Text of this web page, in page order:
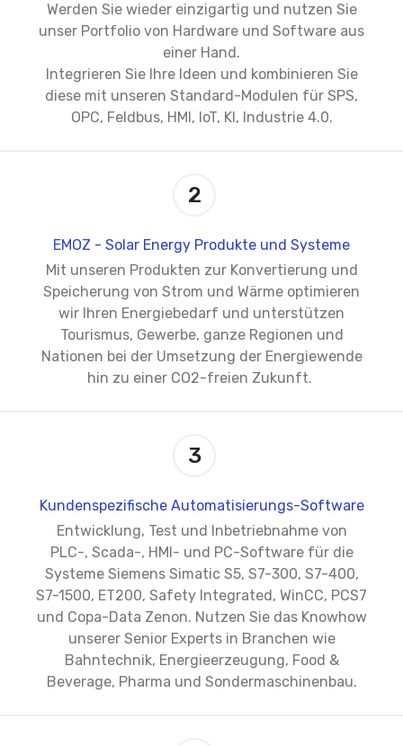
Werden Sie wieder einzigartig und nutzen Sie
unser Portfolio von Hardware und Software aus
einer Hand.
Integrieren Sie Ihre Ideen und kombinieren Sie
diese mit unseren Standard-Modulen für SPS,
OPC, Feldbus, HMI, IoT, KI, Industrie 4.0.
2
EMOZ - Solar Energy Produkte und Systeme
Mit unseren Produkten zur Konvertierung und
Speicherung von Strom und Wärme optimieren
wir Ihren Energiebedarf und unterstützen
Tourismus, Gewerbe, ganze Regionen und
Nationen bei der Umsetzung der Energiewende
hin zu einer CO2-freien Zukunft.
3
Kundenspezifische Automatisierungs-Software
Entwicklung, Test und Inbetriebnahme von
PLC-, Scada-, HMI- und PC-Software für die
Systeme Siemens Simatic S5, S7-300, S7-400,
S7-1500, ET200, Safety Integrated, WinCC, PCS7
und Copa-Data Zenon. Nutzen Sie das Knowhow
unserer Senior Experts in Branchen wie
Bahntechnik, Energieerzeugung, Food &
Beverage, Pharma und Sondermaschinenbau.